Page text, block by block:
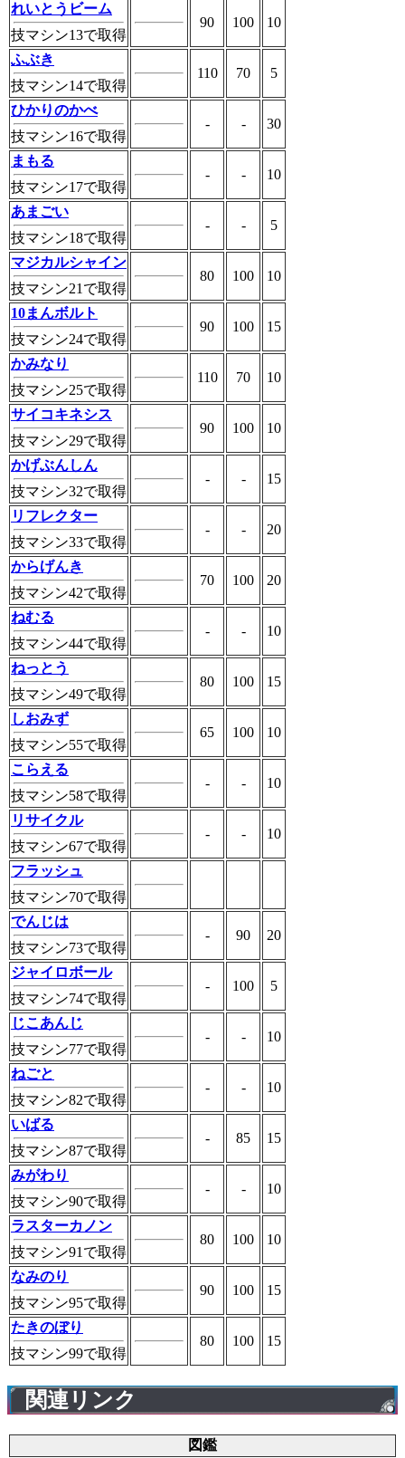
れいとうビーム
技マシン13で取得
90 100 10
ふぶき
技マシン14で取得
110 70 5
ひかりのかべ
技マシン16で取得
- - 30
まもる
技マシン17で取得
- - 10
あまごい
技マシン18で取得
- - 5
マジカルシャイン
技マシン21で取得
80 100 10
10まんボルト
技マシン24で取得
90 100 15
かみなり
技マシン25で取得
110 70 10
サイコキネシス
技マシン29で取得
90 100 10
かげぶんしん
技マシン32で取得
- - 15
リフレクター
技マシン33で取得
- - 20
からげんき
技マシン42で取得
70 100 20
ねむる
技マシン44で取得
- - 10
ねっとう
技マシン49で取得
80 100 15
しおみず
技マシン55で取得
65 100 10
こらえる
技マシン58で取得
- - 10
リサイクル
技マシン67で取得
- - 10
フラッシュ
技マシン70で取得
でんじは
技マシン73で取得
- 90 20
ジャイロボール
技マシン74で取得
- 100 5
じこあんじ
技マシン77で取得
- - 10
ねごと
技マシン82で取得
- - 10
いばる
技マシン87で取得
- 85 15
みがわり
技マシン90で取得
- - 10
ラスターカノン
技マシン91で取得
80 100 10
なみのり
技マシン95で取得
90 100 15
たきのぼり
技マシン99で取得
80 100 15
関連リンク
図鑑